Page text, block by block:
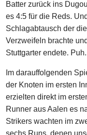
Batter zurück ins
es 4:5 für die Reds.
Schlagabtausch der
Verzweifeln brachte
Stuttgarter endete. Puh.
Im darauffolgenden
der Knoten im ersten
erzielten direkt im
Runner aus Aalen es
Strikers wachten im
sechs Runs, denen